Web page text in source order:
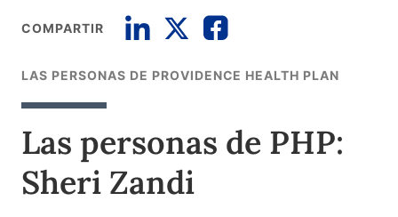
COMPARTIR
LAS PERSONAS DE PROVIDENCE HEALTH PLAN
Las personas de PHP:
Sheri Zandi